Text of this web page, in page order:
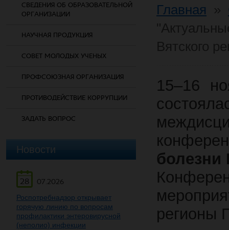
СВЕДЕНИЯ ОБ ОБРАЗОВАТЕЛЬНОЙ
ОРГАНИЗАЦИИ
НАУЧНАЯ ПРОДУКЦИЯ
СОВЕТ МОЛОДЫХ УЧЕНЫХ
ПРОФСОЮЗНАЯ ОРГАНИЗАЦИЯ
ПРОТИВОДЕЙСТВИЕ КОРРУПЦИИ
ЗАДАТЬ ВОПРОС
Новости
28
07.2026
Роспотребнадзор открывает
горячую линию по вопросам
профилактики энтеровирусной
(неполио) инфекции
Главная
15–16
болезни